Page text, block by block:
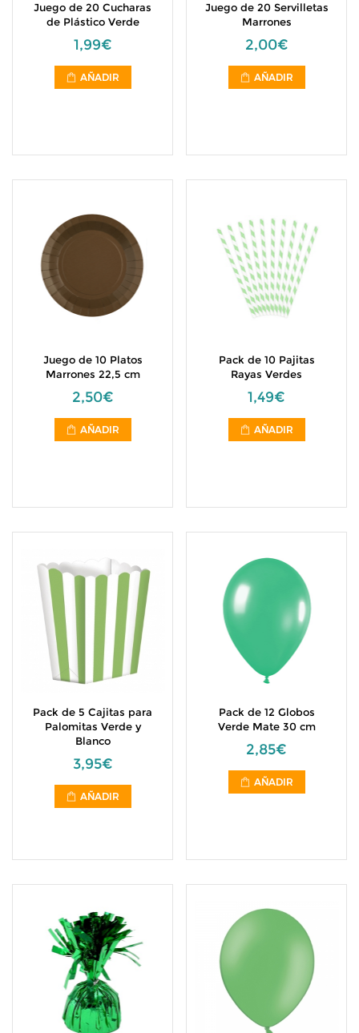
Juego de 20 Cucharas
de Plástico Verde
1,99€
AÑADIR
Juego de 20 Servilletas
Marrones
2,00€
AÑADIR
Juego de 10 Platos
Marrones 22,5 cm
2,50€
AÑADIR
Pack de 10 Pajitas
Rayas Verdes
1,49€
AÑADIR
Pack de 5 Cajitas para
Palomitas Verde y
Blanco
3,95€
AÑADIR
Pack de 12 Globos
Verde Mate 30 cm
2,85€
AÑADIR